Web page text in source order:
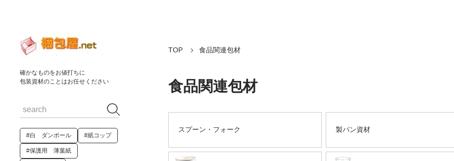
確かなものをお値打ちに
包装資材のことはお任せください
#白 ダンボール #紙コップ
#保護用 薄葉紙
TOP 食品関連包材
食品関連包材
スプーン・フォーク 製パン資材